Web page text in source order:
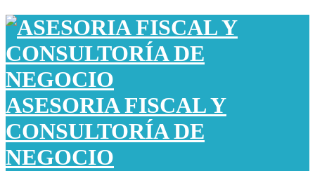
ASESORIA FISCAL Y
CONSULTORÍA DE
NEGOCIO